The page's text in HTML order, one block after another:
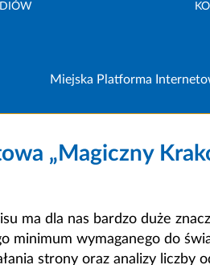
Miejska Platforma
„Magiczny
ma dla nas bardzo duże
wymaganego do
strony oraz analizy liczby